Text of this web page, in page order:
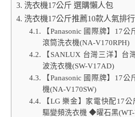
洗衣機17公斤 選購懶人包
洗衣機17公斤推薦10款人氣排
【Panasonic 國際牌】17
滾筒洗衣機(NA-V170RPH)
【SANLUX 台灣三洋】台
波洗衣機(SW-V17AD)
【Panasonic 國際牌】17
機(NA-V170SW)
【LG 樂金】家電快配17
驅變頻洗衣機 ◆曜石黑